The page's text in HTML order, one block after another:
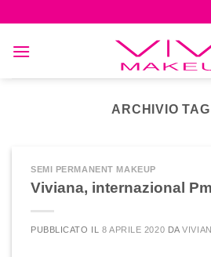
content
ARCHIVIO
SEMI PERMANENT MAKEUP
Viviana, internazional
PUBBLICATO IL 8 APRILE 2020 DA